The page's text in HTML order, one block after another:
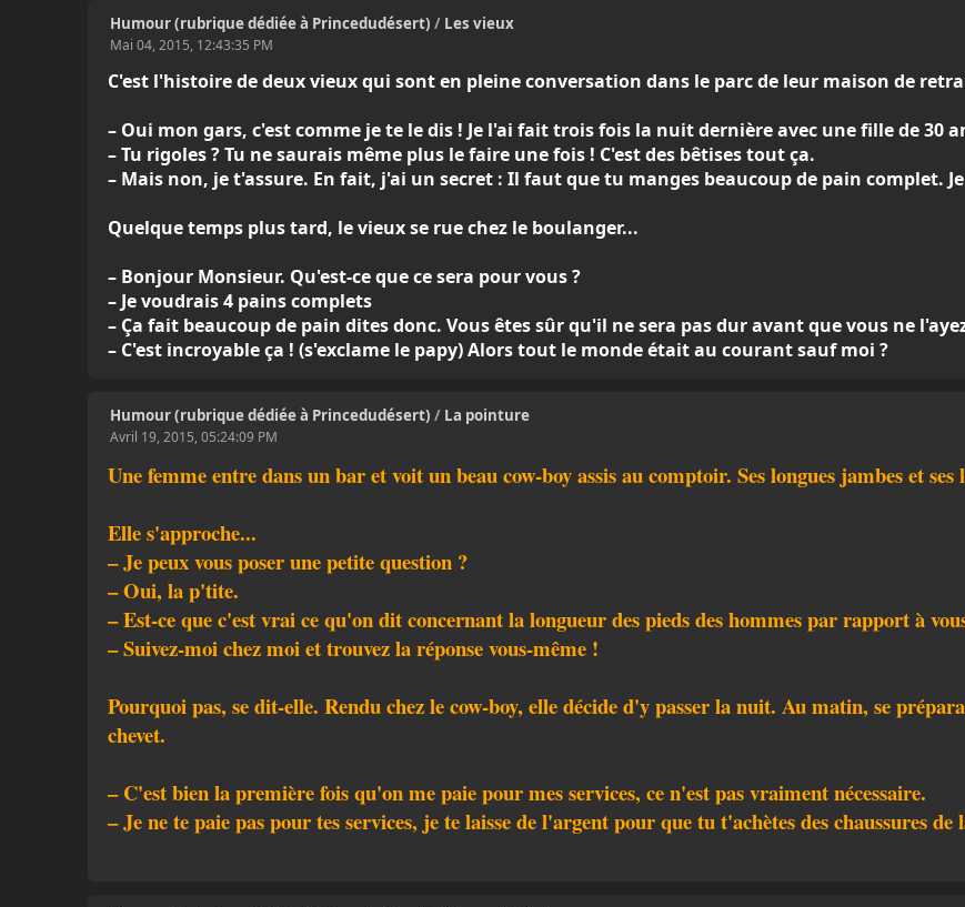
Humour (rubrique dédiée à Princedudésert) / Les vieux
Mai 04, 2015, 12:43:35 PM
C'est l'histoire de deux vieux qui sont en pleine conversation dans le parc de leur maison de
– Oui mon gars, c'est comme je te le dis ! Je l'ai fait trois fois la nuit dernière avec une fille de 30
– Tu rigoles ? Tu ne saurais même plus le faire une fois ! C'est des bêtises tout ça.
– Mais non, je t'assure. En fait, j'ai un secret : Il faut que tu manges beaucoup de pain complet.
Quelque temps plus tard, le vieux se rue chez le boulanger...
– Bonjour Monsieur. Qu'est-ce que ce sera pour vous ?
– Je voudrais 4 pains complets
– Ça fait beaucoup de pain dites donc. Vous êtes sûr qu'il ne sera pas dur avant que vous ne
– C'est incroyable ça ! (s'exclame le papy) Alors tout le monde était au courant sauf moi ?
Humour (rubrique dédiée à Princedudésert) / La pointure
Avril 19, 2015, 05:24:09 PM
Une femme entre dans un bar et voit un beau cow-boy assis au comptoir. Ses longues jambes et
Elle s'approche...
– Je peux vous poser une petite question ?
– Oui, la p'tite.
– Est-ce que c'est vrai ce qu'on dit concernant la longueur des pieds des hommes par rapport à
– Suivez-moi chez moi et trouvez la réponse vous-même !
Pourquoi pas, se dit-elle. Rendu chez le cow-boy, elle décide d'y passer la nuit. Au matin, se
chevet.
– C'est bien la première fois qu'on me paie pour mes services, ce n'est pas vraiment nécessaire.
– Je ne te paie pas pour tes services, je te laisse de l'argent pour que tu t'achètes des chaussures